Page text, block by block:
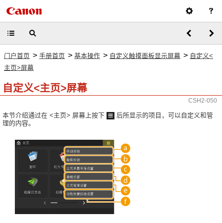
门户首页 > 手册首页 > 基本操作 > 自定义触摸面板显示屏幕 > 自定义<
主页>屏幕
自定义<主页>屏幕
CSH2-050
本节介绍通过在 <主页> 屏幕上按下
后所显示的项目，可以自定义和管
理的内容。